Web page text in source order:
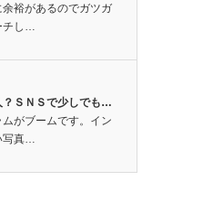
裕があるのでガツガ
チし…
？ＳＮＳで少しでも…
がブームです。イン
写真…